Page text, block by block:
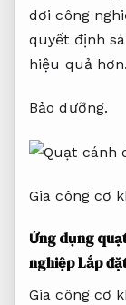
dơi công
quyết định
hiệu quả hơn.
Bảo dưỡng.
Gia công cơ
Ứng dụng
nghiệpLắp
Gia công cơ